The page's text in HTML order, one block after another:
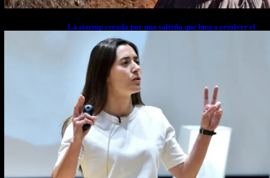
La startup creada por una salteña que busca resolver el
estrés financiero en Latinoamérica